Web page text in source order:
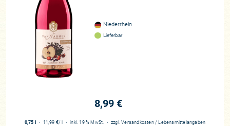
Niederrhein
Lieferbar
8,99 €
0,75 l ・ 11,99 €/ l ・inkl. 19 % MwSt. ・ zzgl.Versandkosten / Lebensmittelangaben